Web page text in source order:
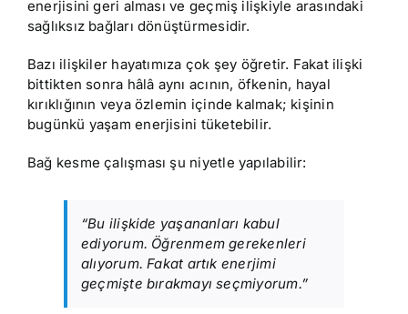
enerjisini geri alması ve geçmiş ilişkiyle arasındaki
sağlıksız bağları dönüştürmesidir.
Bazı ilişkiler hayatımıza çok şey öğretir. Fakat ilişki
bittikten sonra hâlâ aynı acının, öfkenin, hayal
kırıklığının veya özlemin içinde kalmak; kişinin
bugünkü yaşam enerjisini tüketebilir.
Bağ kesme çalışması şu niyetle yapılabilir:
“Bu ilişkide yaşananları kabul
ediyorum. Öğrenmem gerekenleri
alıyorum. Fakat artık enerjimi
geçmişte bırakmayı seçmiyorum.”